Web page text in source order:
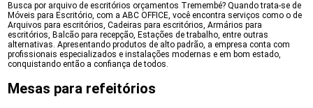
Busca por arquivo de escritórios orçamentos Tremembé? Quando trata-se de
Móveis para Escritório, com a ABC OFFICE, você encontra serviços como o de
Arquivos para escritórios, Cadeiras para escritórios, Armários para
escritórios, Balcão para recepção, Estações de trabalho, entre outras
alternativas. Apresentando produtos de alto padrão, a empresa conta com
profissionais especializados e instalações modernas e em bom estado,
conquistando então a confiança de todos.
Mesas para refeitórios